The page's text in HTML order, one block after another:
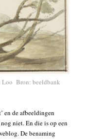
Loo Bron: beeldbank
en de afbeeldingen
niet. En die is op een
De benaming